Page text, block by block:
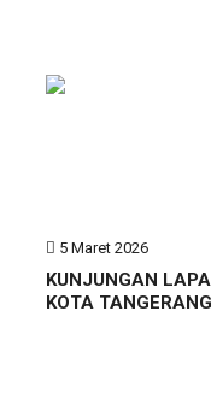
5 Maret 2026
KUNJUNGAN
KOTA TANGERANG